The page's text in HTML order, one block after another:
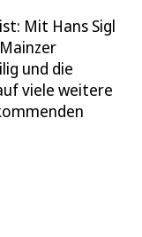
Mit Hans Sigl
und die
viele weitere